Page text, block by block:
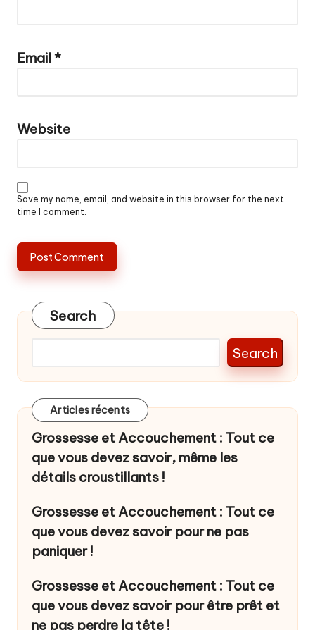
Email*
Website
Save my name, email, and website in this browser for the next
time I comment.
Search
Search
Articles récents
Grossesse et Accouchement : Tout ce
que vous devez savoir, même les
détails croustillants !
Grossesse et Accouchement : Tout ce
que vous devez savoir pour ne pas
paniquer !
Grossesse et Accouchement : Tout ce
que vous devez savoir pour être prêt et
ne pas perdre la tête !